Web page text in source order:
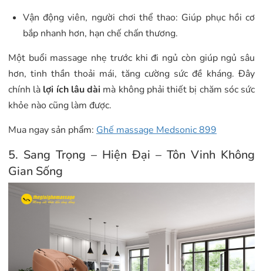
Vận động viên, người chơi thể thao: Giúp phục hồi cơ
bắp nhanh hơn, hạn chế chấn thương.
Một buổi massage nhẹ trước khi đi ngủ còn giúp ngủ sâu
hơn, tinh thần thoải mái, tăng cường sức đề kháng. Đây
chính là lợi ích lâu dài mà không phải thiết bị chăm sóc sức
khỏe nào cũng làm được.
Mua ngay sản phẩm: Ghế massage Medsonic 899
5. Sang Trọng – Hiện Đại – Tôn Vinh Không
Gian Sống